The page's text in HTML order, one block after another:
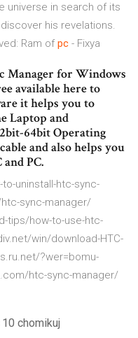
universe in search of its
his revelations.
Ram ofpc - Fixya
Manager for Windows
available here to
it helps you to
Laptop and
64bit Operating
and also helps you
PC.
uninstall-htc-sync-
sync-manager/
tips/how-to-use-htc-
win/download-HTC-
?wer=bomu-
htc-sync-manager/
chomikuj